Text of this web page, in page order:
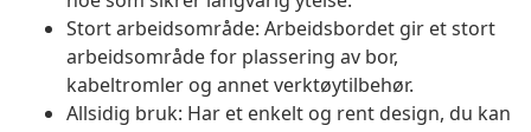
Stort arbeidsområde: Arbeidsbordet gir et stort
arbeidsområde for plassering av bor,
kabeltromler og annet verktøytilbehør.
Allsidig bruk: Har et enkelt og rent design, du kan